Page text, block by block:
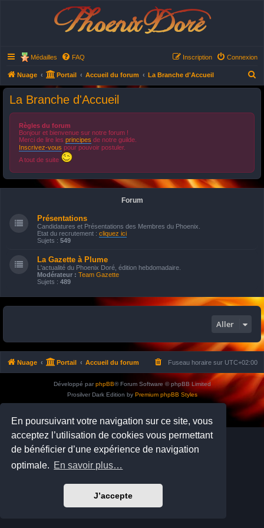
En poursuivant votre navigation sur ce site, vous
acceptez l’utilisation de cookies vous permettant
de bénéficier d’une expérience de navigation
optimale. En savoir plus…
J’accepte
Phoenix Doré
Médailles FAQ Connexion
Inscription
Nuage Portail Accueil du forum La Branche d'Accueil
e
e
La Branche d'Accueil
Règles du forum
Bonjour et bienvenue sur notre forum !
Merci de lire les principes de notre guilde.
Inscrivez-vous pour pouvoir postuler.
A tout de suite
Forum
Présentations
Candidatures et Présentations des Membres du Phoenix.
Etat du recrutement : cliquez ici
Sujets : 549
La Gazette à Plume
L'actualité du Phoenix Doré, édition hebdomadaire.
Modérateur : Team Gazette
Sujets : 489
Aller
Nuage Portail Accueil du forum Fuseau horaire sur UTC+02:00
Développé par phpBB® Forum Software © phpBB Limited
Prosilver Dark Edition by Premium phpBB Styles
Traduction française officielle©Qiaeru